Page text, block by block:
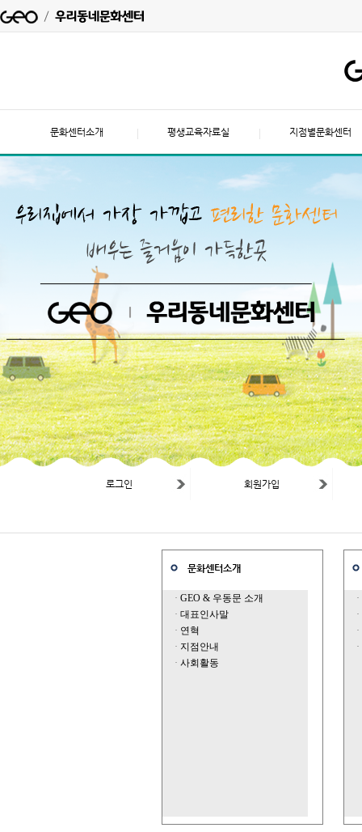
문화센터소개 평생교육자료실 지점별문화센터
로그인 회원가입
문화센터소개
· GEO & 우동문 소개
· 대표인사말
· 연혁
· 지점안내
· 사회활동
·
·
·
·